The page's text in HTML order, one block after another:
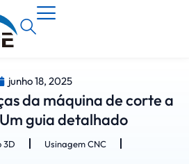
junho 18, 2025
da máquina de corte a
guia detalhado
3D Usinagem CNC